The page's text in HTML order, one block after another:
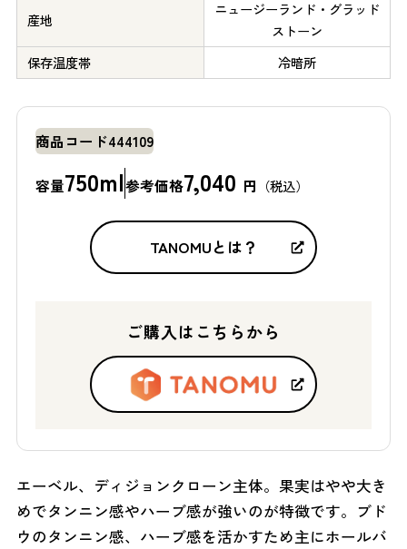
産地
ニュージーランド・グラッド
ストーン
保存温度帯
冷暗所
商品コード444109
容量750ml参考価格7,040 円 （税込）
TANOMUとは？
ご購入はこちらから
エーベル、ディジョンクローン主体。果実はやや大き
めでタンニン感やハーブ感が強いのが特徴です。ブド
ウのタンニン感、ハーブ感を活かすため主にホールバ